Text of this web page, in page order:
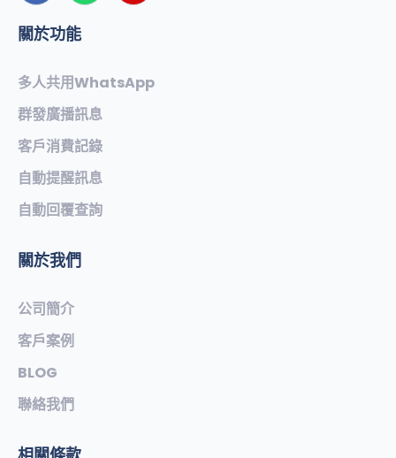
關於功能
多人共用WhatsApp
群發廣播訊息
客戶消費記錄
自動提醒訊息
自動回覆查詢
關於我們
公司簡介
客戶案例
BLOG
聯絡我們